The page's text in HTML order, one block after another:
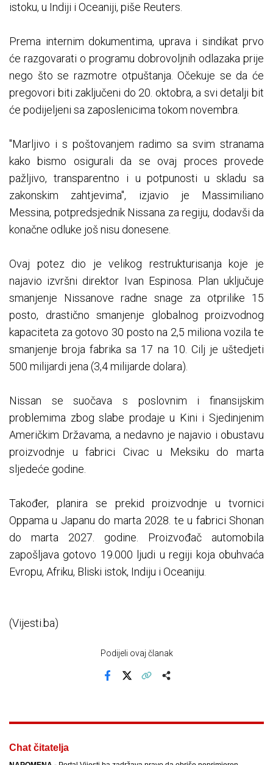
istoku, u Indiji i Oceaniji, piše Reuters.
Prema internim dokumentima, uprava i sindikat prvo
će razgovarati o programu dobrovoljnih odlazaka prije
nego što se razmotre otpuštanja. Očekuje se da će
pregovori biti zaključeni do 20. oktobra, a svi detalji bit
će podijeljeni sa zaposlenicima tokom novembra.
"Marljivo i s poštovanjem radimo sa svim stranama
kako bismo osigurali da se ovaj proces provede
pažljivo, transparentno i u potpunosti u skladu sa
zakonskim zahtjevima", izjavio je Massimiliano
Messina, potpredsjednik Nissana za regiju, dodavši da
konačne odluke još nisu donesene.
Ovaj potez dio je velikog restrukturisanja koje je
najavio izvršni direktor Ivan Espinosa. Plan uključuje
smanjenje Nissanove radne snage za otprilike 15
posto, drastično smanjenje globalnog proizvodnog
kapaciteta za gotovo 30 posto na 2,5 miliona vozila te
smanjenje broja fabrika sa 17 na 10. Cilj je uštedjeti
500 milijardi jena (3,4 milijarde dolara).
Nissan se suočava s poslovnim i finansijskim
problemima zbog slabe prodaje u Kini i Sjedinjenim
Američkim Državama, a nedavno je najavio i obustavu
proizvodnje u fabrici Civac u Meksiku do marta
sljedeće godine.
Također, planira se prekid proizvodnje u tvornici
Oppama u Japanu do marta 2028. te u fabrici Shonan
do marta 2027. godine. Proizvođač automobila
zapošljava gotovo 19.000 ljudi u regiji koja obuhvaća
Evropu, Afriku, Bliski istok, Indiju i Oceaniju.
(Vijesti.ba)
Podijeli ovaj članak
Chat čitatelja